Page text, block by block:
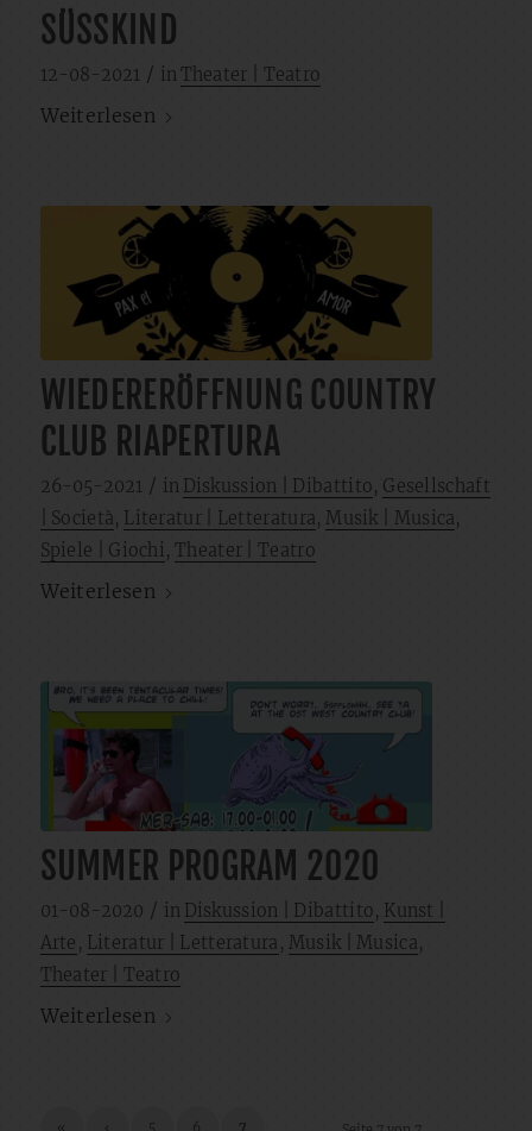
SÜSSKIND
12-08-2021 / inTheater | Teatro
Weiterlesen
WIEDERERÖFFNUNG COUNTRY
CLUB RIAPERTURA
26-05-2021 / in Diskussion | Dibattito, Gesellschaft
| Società, Literatur | Letteratura, Musik | Musica,
Spiele | Giochi,Theater | Teatro
Weiterlesen
SUMMER PROGRAM 2020
01-08-2020 / in Diskussion | Dibattito, Kunst |
Arte , Literatur | Letteratura , Musik | Musica,
Theater | Teatro
Weiterlesen
« ‹ 5 6 7